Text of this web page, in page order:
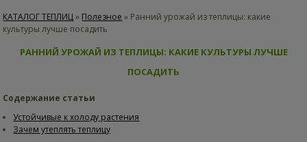
КАТАЛОГ ТЕПЛИЦ» Полезное » Ранний урожай из теплицы: какие
культуры лучше посадить
РАННИЙ УРОЖАЙ ИЗ ТЕПЛИЦЫ: КАКИЕ КУЛЬТУРЫ ЛУЧШЕ
ПОСАДИТЬ
Содержание статьи
Устойчивые к холоду растения
Зачем утеплять теплицу